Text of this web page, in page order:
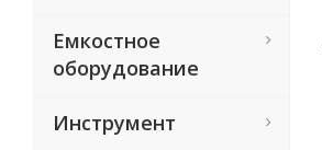
Емкостное
оборудование
Инструмент